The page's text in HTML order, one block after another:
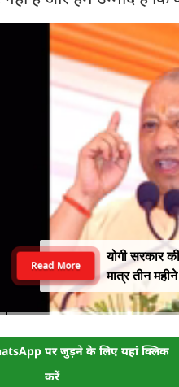
योगी सरकार
मात्र तीन
Read More
पर जुड़ने के लिए यहां क्लिक
करें